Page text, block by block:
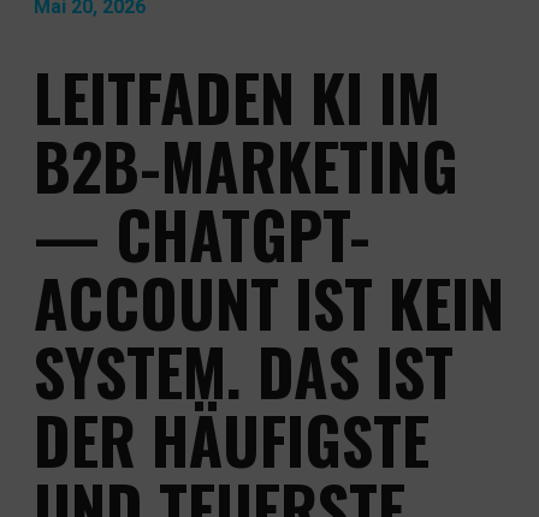
KONTAKT
NEWS & WISSEN
Mai 20, 2026
LEITFADEN KI IM
B2B-MARKETING
— CHATGPT-
ACCOUNT IST KEIN
SYSTEM. DAS IST
DER HÄUFIGSTE